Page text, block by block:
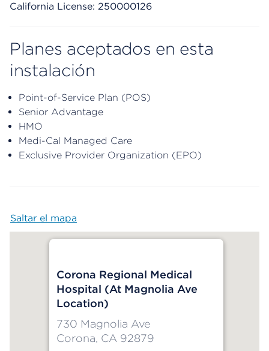
California License: 250000126
Planes aceptados en esta
instalación
Point-of-Service Plan (POS)
Senior Advantage
HMO
Medi-Cal Managed Care
Exclusive Provider Organization (EPO)
Saltar el mapa
Corona Regional Medical
Hospital (At Magnolia Ave
Location)
730 Magnolia Ave
Corona, CA 92879